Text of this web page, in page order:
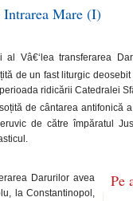
Mare (I)
al Vâ€‘lea transferarea
de un fast liturgic
ridicării Catedralei
de cântarea antifonică
de către împăratul
Pe
Darurilor avea
la Constantinopol,